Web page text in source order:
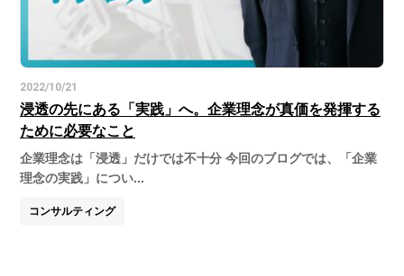
2022/10/21
浸透の先にある「実践」へ。企業理念が真価を発揮する
ために必要なこと
企業理念は「浸透」だけでは不十分 今回のブログでは、「企業
理念の実践」につい...
コンサルティング